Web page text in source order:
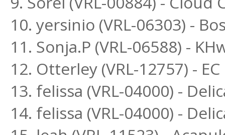
10. yersinio (VRL-06303) -
11. Sonja.P (VRL-06588) -
12. Otterley (VRL-12757) -
13. felissa (VRL-04000) -
14. felissa (VRL-04000) -